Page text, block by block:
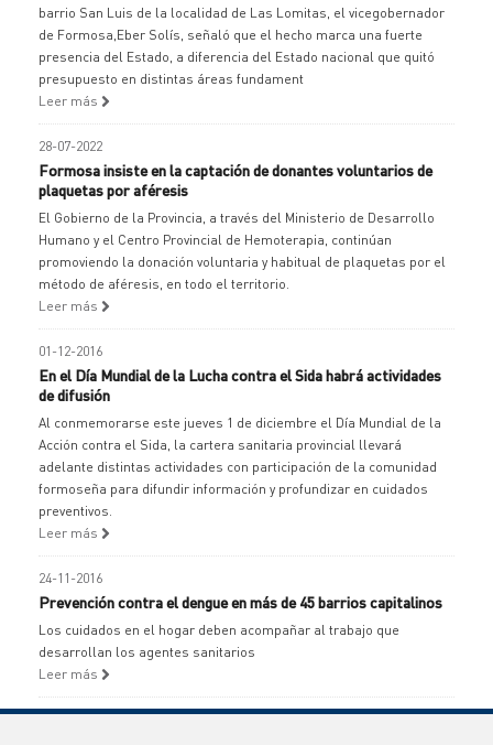
barrio San Luis de la localidad de Las Lomitas, el vicegobernador
de Formosa,Eber Solís, señaló que el hecho marca una fuerte
presencia del Estado, a diferencia del Estado nacional que quitó
presupuesto en distintas áreas fundament
Leer más
28-07-2022
Formosa insiste en la captación de donantes voluntarios de
plaquetas por aféresis
El Gobierno de la Provincia, a través del Ministerio de Desarrollo
Humano y el Centro Provincial de Hemoterapia, continúan
promoviendo la donación voluntaria y habitual de plaquetas por el
método de aféresis, en todo el territorio.
Leer más
01-12-2016
En el Día Mundial de la Lucha contra el Sida habrá actividades
de difusión
Al conmemorarse este jueves 1 de diciembre el Día Mundial de la
Acción contra el Sida, la cartera sanitaria provincial llevará
adelante distintas actividades con participación de la comunidad
formoseña para difundir información y profundizar en cuidados
preventivos.
Leer más
24-11-2016
Prevención contra el dengue en más de 45 barrios capitalinos
Los cuidados en el hogar deben acompañar al trabajo que
desarrollan los agentes sanitarios
Leer más